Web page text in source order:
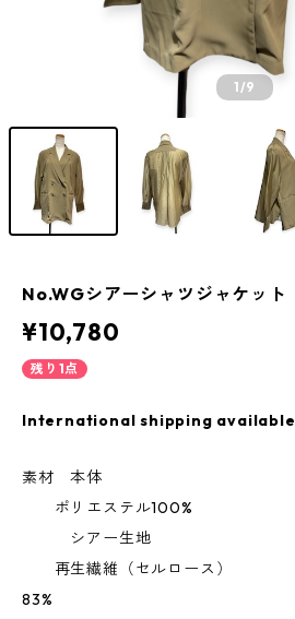
1/9
No.WGシアーシャツジャケット
¥10,780
残り1点
International shipping available
素材 本体
ポリエステル100%
シアー生地
再生繊維（セルロース）
83%